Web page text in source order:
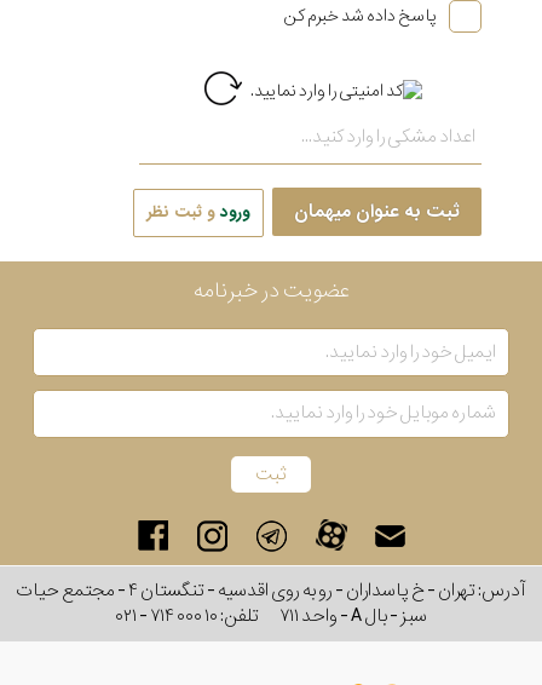
پاسخ داده شد خبرم کن
ثبت به عنوان میهمان ورودو ثبت نظر
عضویت در خبرنامه
آدرس: تهران - خ پاسداران - رو به روی اقدسیه - تنگستان ۴ - مجتمع حیات
سبز - بال A - واحد ۷۱۱
تلفن:۰۲۱ - ۷۱۴ ۰۰۰ ۱۰